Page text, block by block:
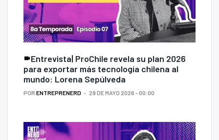
Entrevista| ProChile revela su plan 2026
para exportar más tecnología chilena al
mundo: Lorena Sepúlveda
POR ENTREPRENERD 29 DE MAYO 2026 - 00:00